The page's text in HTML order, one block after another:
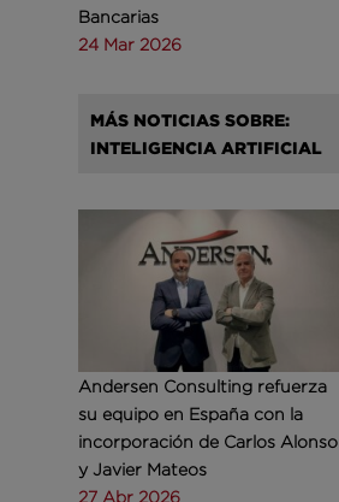
Bancarias
24 Mar 2026
MÁS NOTICIAS SOBRE:
INTELIGENCIA ARTIFICIAL
Andersen Consulting refuerza
su equipo en España con la
incorporación de Carlos Alonso
y Javier Mateos
27 Abr 2026